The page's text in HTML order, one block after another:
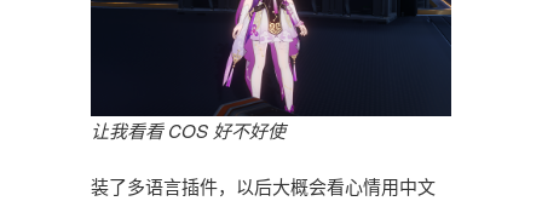
让我看看 COS 好不好使
装了多语言插件，以后大概会看心情用中文